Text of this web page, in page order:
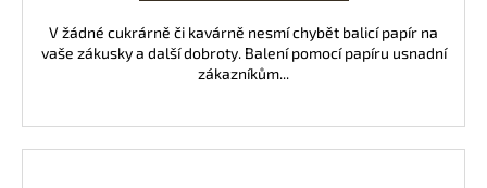
V žádné cukrárně či kavárně nesmí chybět balicí papír na
vaše zákusky a další dobroty. Balení pomocí papíru usnadní
zákazníkům...